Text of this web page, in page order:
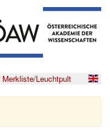
Merkliste/Leuchtpult